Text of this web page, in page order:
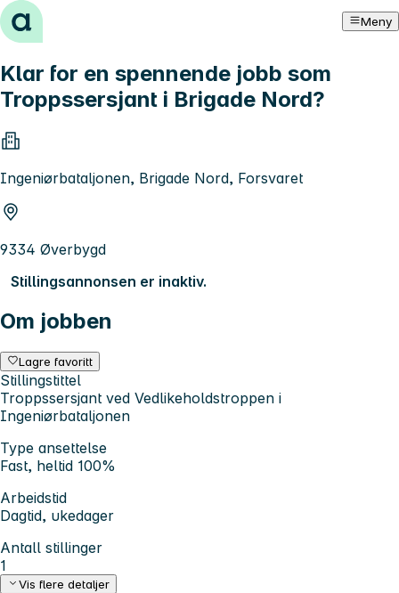
Hopp til innhold Meny
Klar for en spennende jobb som
Troppssersjant i Brigade Nord?
Ingeniørbataljonen, Brigade Nord, Forsvaret
9334 Øverbygd
Stillingsannonsen er inaktiv.
Om jobben
Lagre favoritt
Stillingstittel
Troppssersjant ved Vedlikeholdstroppen i
Ingeniørbataljonen
Type ansettelse
Fast, heltid 100%
Arbeidstid
Dagtid, ukedager
Antall stillinger
1
Vis flere detaljer